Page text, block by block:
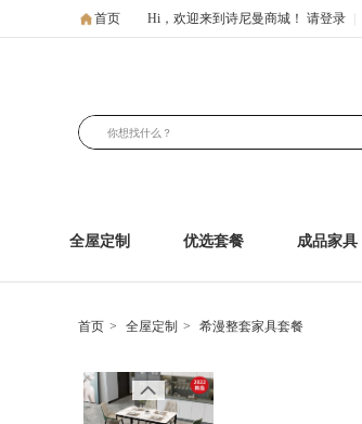
首页 Hi，欢迎来到诗尼曼商城！ 请登录
全屋定制 优选套餐 成品家具
首页 > 全屋定制 > 希漫整套家具套餐